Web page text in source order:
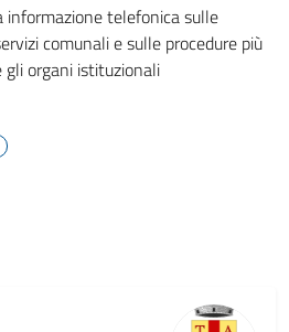
informazione telefonica sulle
comunali e sulle procedure più
gli organi istituzionali